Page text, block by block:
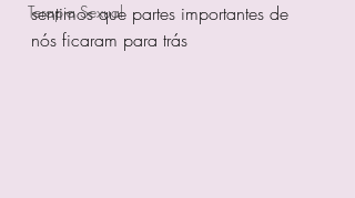
Terapia Sexual
sentimos que partes importantes de
nós ficaram para trás